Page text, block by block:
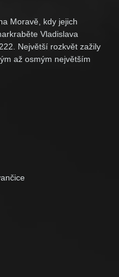
Moravě, kdy jejich
Vladislava
Největší rozkvět zažily
až osmým největším